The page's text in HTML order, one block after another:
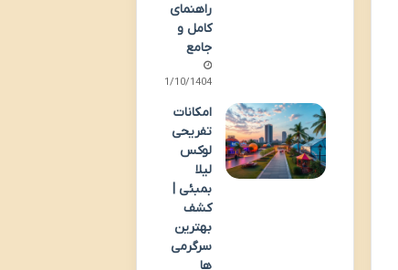
راهنمای
کامل و
جامع
01/10/1404
امکانات
تفریحی
لوکس
لیلا
بمبئی |
کشف
بهترین
سرگرمی‌
ها